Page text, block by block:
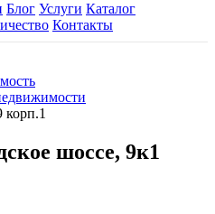
Блог Услуги Каталог
Контакты
корп.1
шоссе, 9к1